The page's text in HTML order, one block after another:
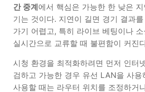
간 중계에서 핵심은 가능한 한 낮은
기는 것이다. 지연이 길면 경기 결과
가기 어렵고, 특히 라이브 베팅이나
실시간으로 교류할 때 불편함이 커진
시청 환경을 최적화하려면 먼저 인터
검하고 가능한 경우 유선 LAN을 사용
사용할 때는 라우터 위치를 조정하거